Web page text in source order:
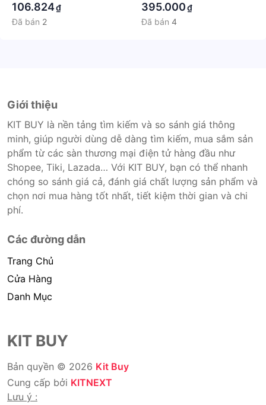
106.824₫
Đã bán 2
395.000₫
Đã bán 4
Giới thiệu
KIT BUY là nền tảng tìm kiếm và so sánh giá thông
minh, giúp người dùng dễ dàng tìm kiếm, mua sắm sản
phẩm từ các sàn thương mại điện tử hàng đầu như
Shopee, Tiki, Lazada… Với KIT BUY, bạn có thể nhanh
chóng so sánh giá cả, đánh giá chất lượng sản phẩm và
chọn nơi mua hàng tốt nhất, tiết kiệm thời gian và chi
phí.
Các đường dẫn
Trang Chủ
Cửa Hàng
Danh Mục
KIT BUY
Bản quyền © 2026 Kit Buy
Cung cấp bởi KITNEXT
Lưu ý :